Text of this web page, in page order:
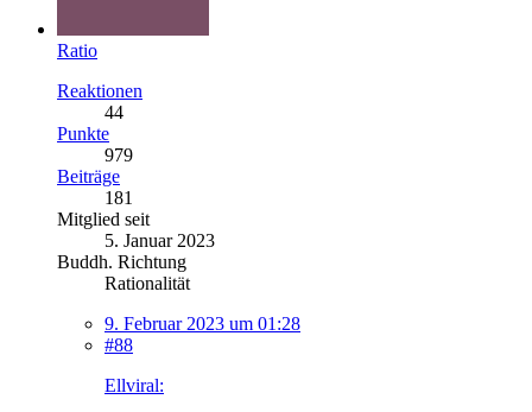
Ratio
Reaktionen
44
Punkte
979
Beiträge
181
Mitglied seit
5. Januar 2023
Buddh. Richtung
Rationalität
9. Februar 2023 um 01:28
#88
Ellviral: